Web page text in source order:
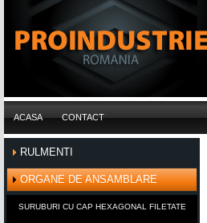
ACASA CONTACT
RULMENTI
ORGANE DE ANSAMBLARE
SURUBURI CU CAP HEXAGONAL FILETATE